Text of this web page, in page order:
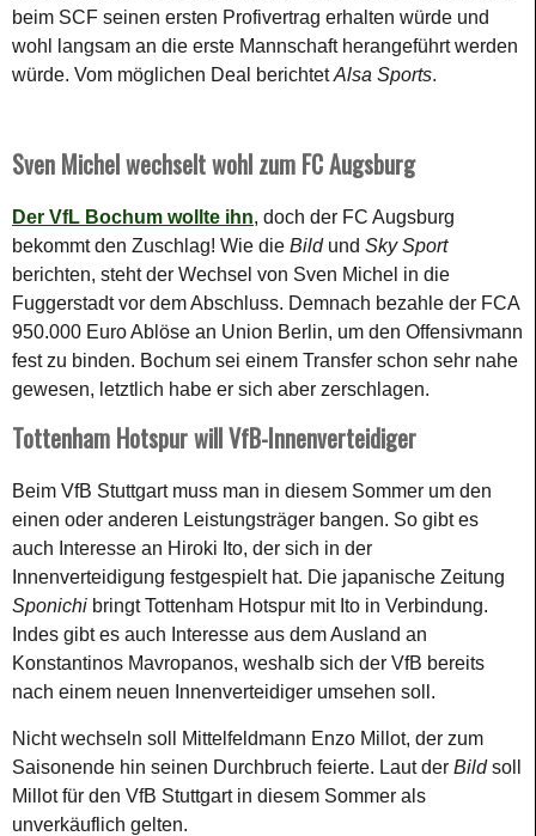
beim SCF seinen ersten Profivertrag erhalten würde und
wohl langsam an die erste Mannschaft herangeführt werden
würde. Vom möglichen Deal berichtetAlsa Sports.
Sven Michel wechselt wohl zum FC Augsburg
Der VfL Bochum wollte ihn, doch der FC Augsburg
bekommt den Zuschlag! Wie die Bildund Sky Sport
berichten, steht der Wechsel von Sven Michel in die
Fuggerstadt vor dem Abschluss. Demnach bezahle der FCA
950.000 Euro Ablöse an Union Berlin, um den Offensivmann
fest zu binden. Bochum sei einem Transfer schon sehr nahe
gewesen, letztlich habe er sich aber zerschlagen.
Tottenham Hotspur will VfB-Innenverteidiger
Beim VfB Stuttgart muss man in diesem Sommer um den
einen oder anderen Leistungsträger bangen. So gibt es
auch Interesse an Hiroki Ito, der sich in der
Innenverteidigung festgespielt hat. Die japanische Zeitung
Sponichi bringt Tottenham Hotspur mit Ito in Verbindung.
Indes gibt es auch Interesse aus dem Ausland an
Konstantinos Mavropanos, weshalb sich der VfB bereits
nach einem neuen Innenverteidiger umsehen soll.
Nicht wechseln soll Mittelfeldmann Enzo Millot, der zum
Saisonende hin seinen Durchbruch feierte. Laut der Bildsoll
Millot für den VfB Stuttgart in diesem Sommer als
unverkäuflich gelten.